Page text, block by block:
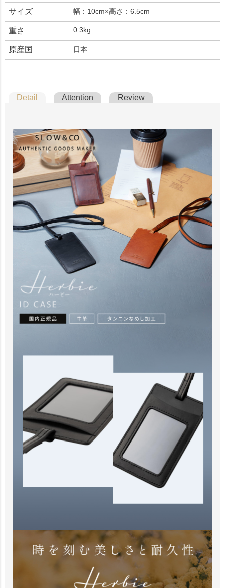
サイズ 幅：10cm×高さ：6.5cm
重さ 0.3kg
原産国 日本
Detail Attention Review